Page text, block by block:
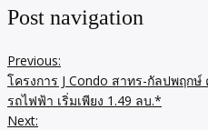
Post navigation
Previous:
โครงการ J Condo สาทร-กัลปพฤก
รถไฟฟ้า เริ่มเพียง 1.49 ลบ.*
Next: